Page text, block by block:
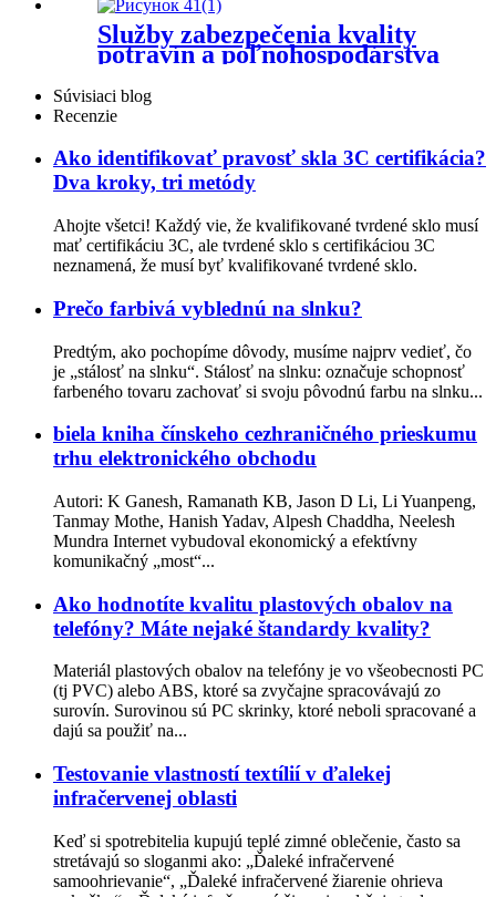
Služby zabezpečenia kvality
potravín a poľnohospodárstva
Súvisiaci blog
Recenzie
Ako identifikovať pravosť skla 3C certifikácia?
Dva kroky, tri metódy
Ahojte všetci! Každý vie, že kvalifikované tvrdené sklo musí
mať certifikáciu 3C, ale tvrdené sklo s certifikáciou 3C
neznamená, že musí byť kvalifikované tvrdené sklo.
Prečo farbivá vyblednú na slnku?
Predtým, ako pochopíme dôvody, musíme najprv vedieť, čo
je „stálosť na slnku“. Stálosť na slnku: označuje schopnosť
farbeného tovaru zachovať si svoju pôvodnú farbu na slnku...
biela kniha čínskeho cezhraničného prieskumu
trhu elektronického obchodu
Autori: K Ganesh, Ramanath KB, Jason D Li, Li Yuanpeng,
Tanmay Mothe, Hanish Yadav, Alpesh Chaddha, Neelesh
Mundra Internet vybudoval ekonomický a efektívny
komunikačný „most“...
Ako hodnotíte kvalitu plastových obalov na
telefóny? Máte nejaké štandardy kvality?
Materiál plastových obalov na telefóny je vo všeobecnosti PC
(tj PVC) alebo ABS, ktoré sa zvyčajne spracovávajú zo
surovín. Surovinou sú PC skrinky, ktoré neboli spracované a
dajú sa použiť na...
Testovanie vlastností textílií v ďalekej
infračervenej oblasti
Keď si spotrebitelia kupujú teplé zimné oblečenie, často sa
stretávajú so sloganmi ako: „Ďaleké infračervené
samoohrievanie“, „Ďaleké infračervené žiarenie ohrieva